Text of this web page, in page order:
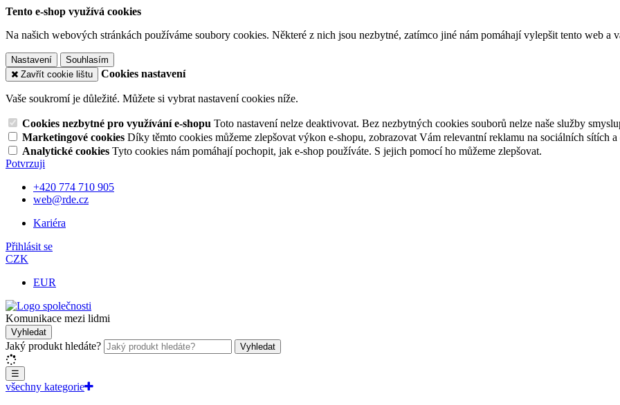
Tento e-shop využívá cookies
Na našich webových stránkách používáme soubory cookies. Některé z nich jsou nezbytné, zatímco jiné nám pomáhají vylepšit tento web a
Nastavení
Souhlasím
Zavřít cookie lištu
Cookies nastavení
Vaše soukromí je důležité. Můžete si vybrat nastavení cookies níže.
Cookies nezbytné pro využívání e-shopu Toto nastavení nelze deaktivovat. Bez nezbytných cookies souborů nelze naše služby
Marketingové cookies Díky těmto cookies můžeme zlepšovat výkon e-shopu, zobrazovat Vám relevantní reklamu na sociálních sítích
Analytické cookies Tyto cookies nám pomáhají pochopit, jak e-shop používáte. S jejich pomocí ho můžeme zlepšovat.
Potvrzuji
+420 774 710 905
web@rde.cz
Kariéra
Přihlásit se
CZK
EUR
Komunikace mezi lidmi
Vyhledat
Jaký produkt hledáte? Vyhledat
☰
všechny kategorie